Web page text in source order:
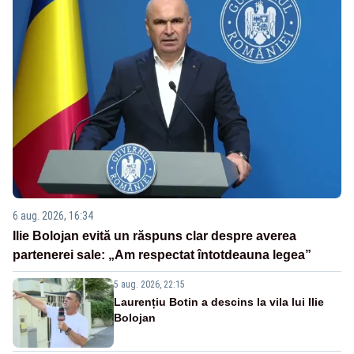
6 aug. 2026, 16:34
Ilie Bolojan evită un răspuns clar despre averea
partenerei sale: „Am respectat întotdeauna legea”
5 aug. 2026, 22:15
Laurențiu Botin a descins la vila lui Ilie
Bolojan